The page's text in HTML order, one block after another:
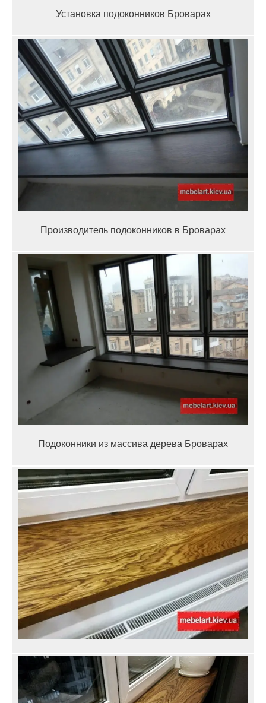
Установка подоконников Броварах
Производитель подоконников в Броварах
Подоконники из массива дерева Броварах